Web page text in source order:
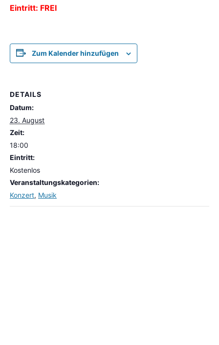
Eintritt: FREI
Zum Kalender hinzufügen
DETAILS
Datum:
23. August
Zeit:
18:00
Eintritt:
Kostenlos
Veranstaltungskategorien:
Konzert, Musik